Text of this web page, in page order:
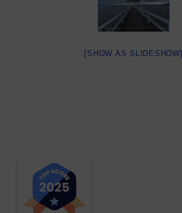
[SHOW AS SLIDESHOW]